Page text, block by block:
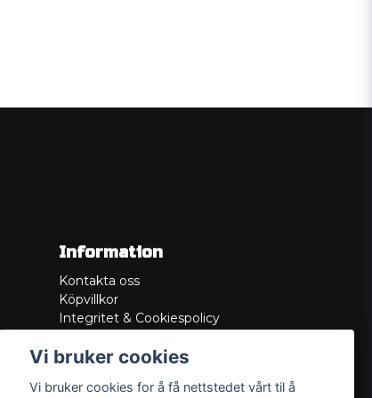
Information
Kontakta oss
Köpvillkor
Integritet & Cookiespolicy
Service/Garanti
Lådritning
Vi bruker cookies
Vi bruker cookies for å få nettstedet vårt til å